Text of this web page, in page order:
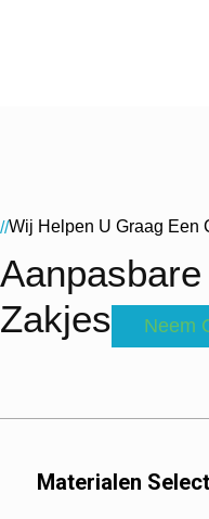
//Wij Helpen U Graag Een
Zakjes
Neem
Materialen